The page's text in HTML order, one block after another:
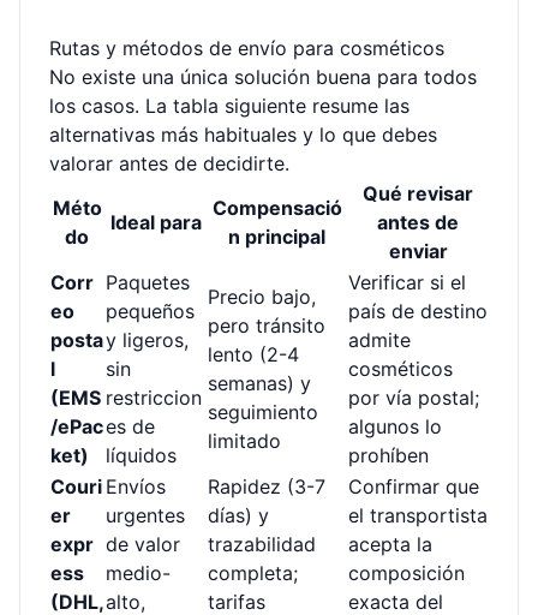
Rutas y métodos de envío para cosméticos
No existe una única solución buena para todos
los casos. La tabla siguiente resume las
alternativas más habituales y lo que debes
valorar antes de decidirte.
Méto
do
Ideal para
Compensació
n principal
Qué revisar
antes de
enviar
Corr
eo
posta
l
(EMS
/ePac
ket)
Paquetes
pequeños
y ligeros,
sin
restriccion
es de
líquidos
Precio bajo,
pero tránsito
lento (2-4
semanas) y
seguimiento
limitado
Verificar si el
país de destino
admite
cosméticos
por vía postal;
algunos lo
prohíben
Couri
er
expr
ess
(DHL,
Envíos
urgentes
de valor
medio-
alto,
Rapidez (3-7
días) y
trazabilidad
completa;
tarifas
Confirmar que
el transportista
acepta la
composición
exacta del